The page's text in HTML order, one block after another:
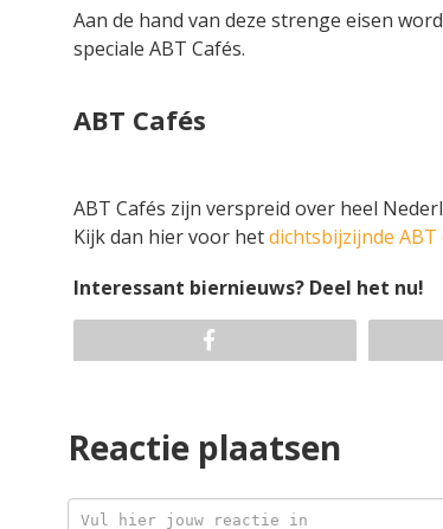
Aan de hand van deze strenge eisen
speciale ABT Cafés.
ABT Cafés
ABT Cafés zijn verspreid over heel
Kijk dan hier voor hetdichtsbijzijnde ABT
Interessant biernieuws? Deel het nu!
Reactie plaatsen